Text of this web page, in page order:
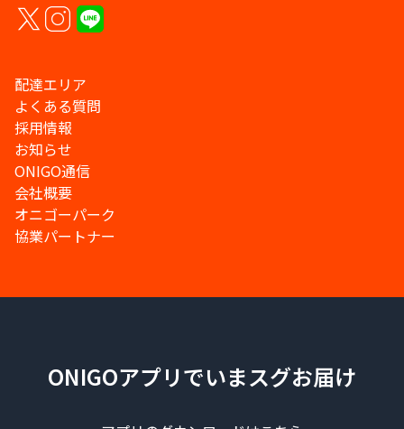
配達エリア
よくある質問
採用情報
お知らせ
ONIGO通信
会社概要
オニゴーパーク
協業パートナー
ONIGOアプリでいまスグお届け